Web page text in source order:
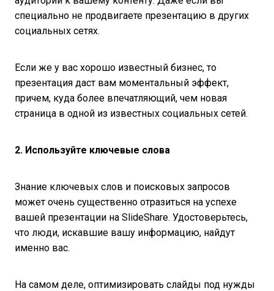
специально не продвигаете презентацию в других
социальных сетях.
Если же у вас хорошо известный бизнес, то
презентация даст вам моментальный эффект,
причем, куда более впечатляющий, чем новая
страница в одной из известных социальных сетей.
2. Используйте ключевые слова
Знание ключевых слов и поисковых запросов
может очень существенно отразиться на успехе
вашей презентации на SlideShare. Удостоверьтесь,
что люди, искавшие вашу информацию, найдут
именно вас.
На самом деле, оптимизировать слайды под нужды